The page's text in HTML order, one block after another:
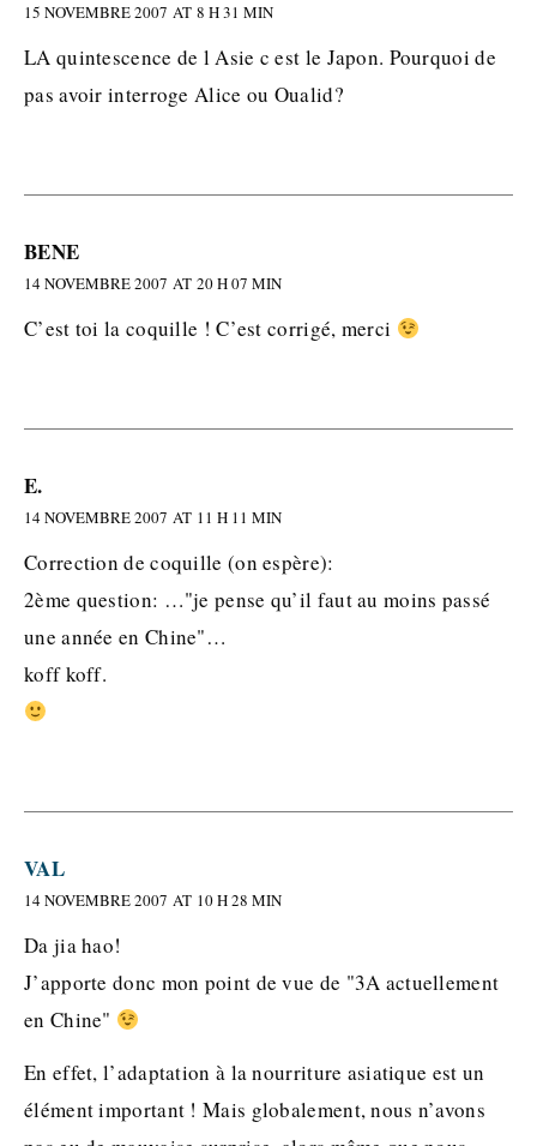
15 NOVEMBRE 2007 AT 8 H 31 MIN
LA quintescence de l Asie c est le Japon. Pourquoi de
pas avoir interroge Alice ou Oualid?
BENE
14 NOVEMBRE 2007 AT 20 H 07 MIN
C’est toi la coquille ! C’est corrigé, merci
E.
14 NOVEMBRE 2007 AT 11 H 11 MIN
Correction de coquille (on espère):
2ème question: …"je pense qu’il faut au moins passé
une année en Chine"…
koff koff.
VAL
14 NOVEMBRE 2007 AT 10 H 28 MIN
Da jia hao!
J’apporte donc mon point de vue de "3A actuellement
en Chine"
En effet, l’adaptation à la nourriture asiatique est un
élément important ! Mais globalement, nous n’avons